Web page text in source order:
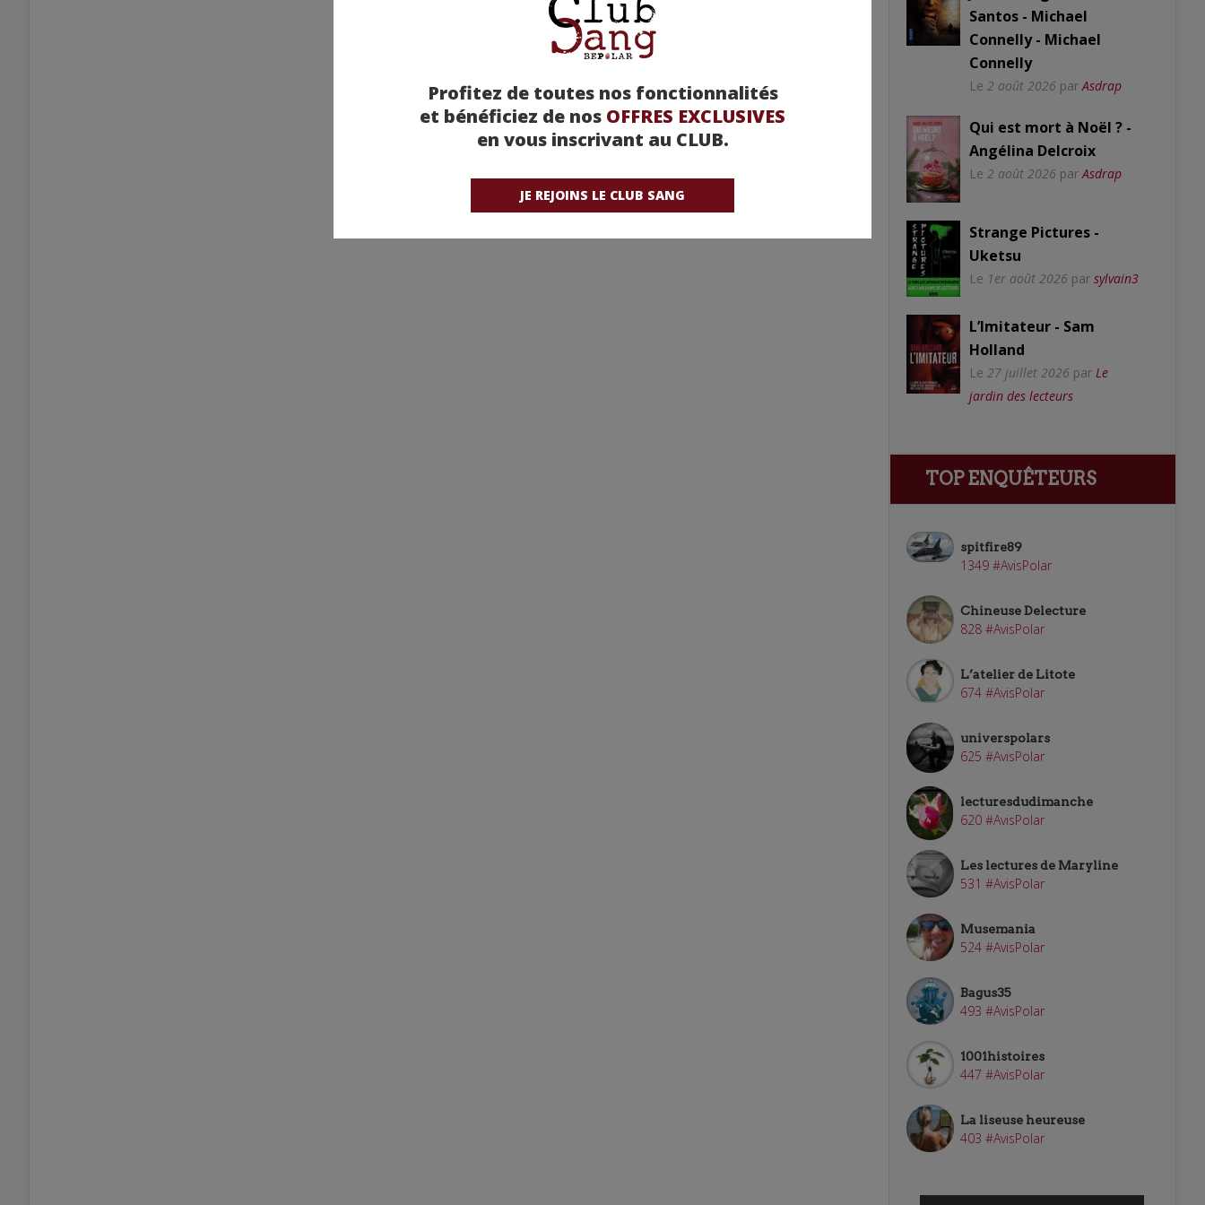
Profitez de toutes nos fonctionnalités
et bénéficiez de nos OFFRES EXCLUSIVES
en vous inscrivant au CLUB.
JE REJOINS LE CLUB SANG
Santos - Michael
Connelly - Michael
Connelly
Le 2 août 2026 par Asdrap
Qui est mort à Noël ? -
Angélina Delcroix
Le 2 août 2026 par Asdrap
Strange Pictures -
Uketsu
Le 1er août 2026 par sylvain3
L’Imitateur - Sam
Holland
Le 27 juillet 2026 par Le
jardin des lecteurs
TOP ENQUÊTEURS
spitfire89
1349 #AvisPolar
Chineuse Delecture
828 #AvisPolar
L’atelier de Litote
674 #AvisPolar
universpolars
625 #AvisPolar
lecturesdudimanche
620 #AvisPolar
Les lectures de Maryline
531 #AvisPolar
Musemania
524 #AvisPolar
Bagus35
493 #AvisPolar
1001histoires
447 #AvisPolar
La liseuse heureuse
403 #AvisPolar